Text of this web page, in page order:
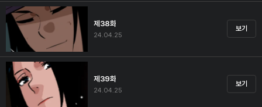
제38화
24.04.25
보기
제39화
24.04.25
보기